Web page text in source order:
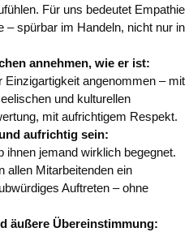
Für uns bedeutet Empathie
– spürbar im Handeln, nicht nur in
annehmen, wie er ist:
Einzigartigkeit angenommen – mit
und kulturellen
mit aufrichtigem Respekt.
aufrichtig sein:
ihnen jemand wirklich begegnet.
allen Mitarbeitenden ein
Auftreten – ohne
äußere Übereinstimmung: